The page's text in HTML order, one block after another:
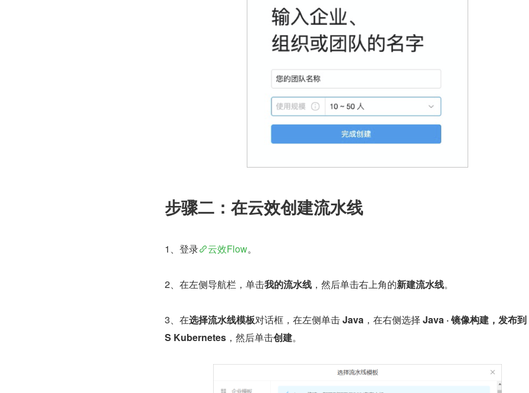
步骤二：在云效创建流水线
1、登录 云效Flow。
2、在左侧导航栏，单击我的流水线 ，然后单击右上角的新建流水线。
3、在选择流水线模板对话框，在左侧单击 Java ，在右侧选择 Java · 镜像构建，发布
S Kubernetes ，然后单击创建。